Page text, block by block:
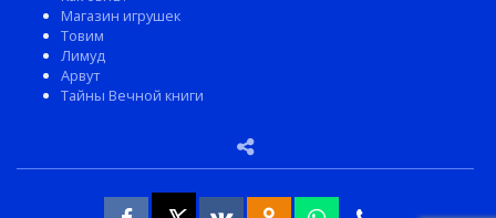
Магазин игрушек
Товим
Лимуд
Арвут
Тайны Вечной книги